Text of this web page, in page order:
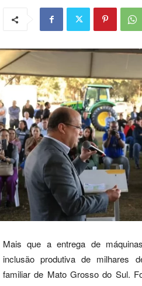
Mais que a entrega de
inclusão produtiva de milhares
familiar de Mato Grosso do Sul.